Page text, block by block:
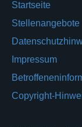
Startseite
Stellenangebote
Impressum
Copyright-